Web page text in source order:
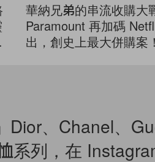
華納兄弟的串流收購大
Paramount 再加碼
出，創史上最大併購案！
Dior、Chanel、
系列，在